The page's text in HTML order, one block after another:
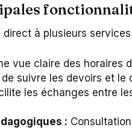
à plusieurs
vue claire des horaires
de suivre les devoirs et le
les échanges entre
: